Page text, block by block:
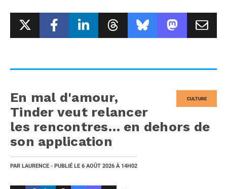
CULTURE
En mal d'amour,
Tinder veut relancer
les rencontres… en dehors de
son application
PAR LAURENCE - PUBLIÉ LE 6 AOÛT 2026 À 14H02